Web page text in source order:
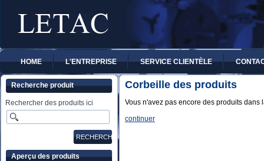
HOME L'ENTREPRISE SERVICE CLIENTÈLE
Recherche produit
Rechercher des produits ici
Aperçu des produits
Corbeille des produits
Vous n'avez pas encore des produits dans
continuer